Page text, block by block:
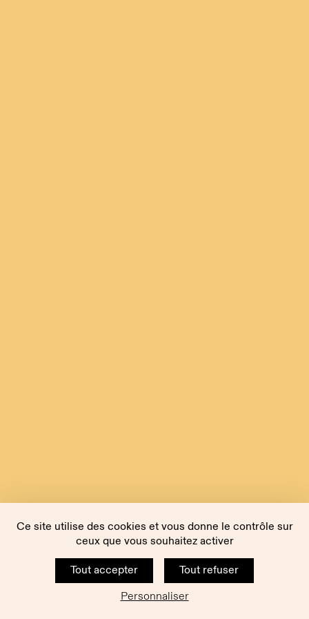
Ce site utilise des cookies et vous donne le contrôle sur
ceux que vous souhaitez activer
Tout accepter
Tout refuser
Personnaliser